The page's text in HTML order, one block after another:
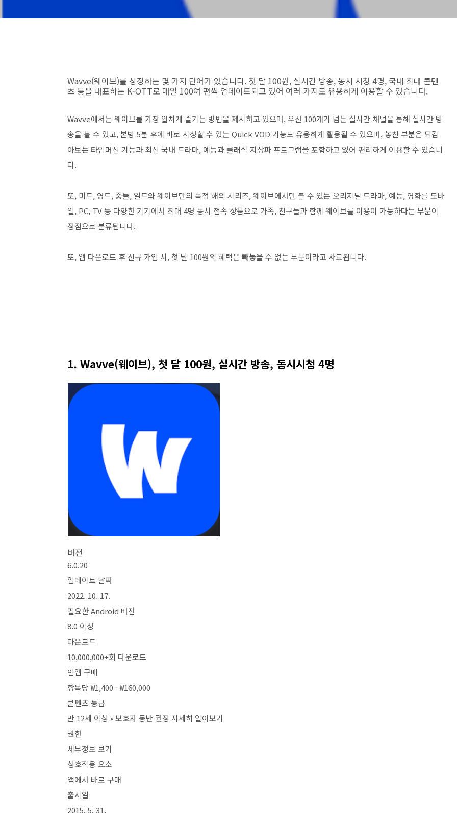
Wavve(웨이브)를 상징하는 몇 가지 단어가 있습니다. 첫 달 100원, 실시간 방송, 동시 시청 4명, 국내 최대 콘텐
츠 등을 대표하는 K-OTT로 매일 100여 편씩 업데이트되고 있어 여러 가지로 유용하게 이용할 수 있습니다.
Wavve에서는 웨이브를 가장 알차게 즐기는 방법을 제시하고 있으며, 우선 100개가 넘는 실시간 채널을 통해 실시간 방
송을 볼 수 있고, 본방 5분 후에 바로 시청할 수 있는 Quick VOD 기능도 유용하게 활용될 수 있으며, 놓친 부분은 되감
아보는 타임머신 기능과 최신 국내 드라마, 예능과 클래식 지상파 프로그램을 포함하고 있어 편리하게 이용할 수 있습니
다.
또, 미드, 영드, 중들, 일드와 웨이브만의 독점 해외 시리즈, 웨이브에서만 볼 수 있는 오리지널 드라마, 예능, 영화를 모바
일, PC, TV 등 다양한 기기에서 최대 4명 동시 접속 상품으로 가족, 친구들과 함께 웨이브를 이용이 가능하다는 부분이
장점으로 분류됩니다.
또, 앱 다운로드 후 신규 가입 시, 첫 달 100원의 혜택은 빼놓을 수 없는 부분이라고 사료됩니다.
1. Wavve(웨이브), 첫 달 100원, 실시간 방송, 동시시청 4명
버전
6.0.20
업데이트 날짜
2022. 10. 17.
필요한 Android 버전
8.0 이상
다운로드
10,000,000+회 다운로드
인앱 구매
항목당 ₩1,400 - ₩160,000
콘텐츠 등급
만 12세 이상 • 보호자 동반 권장 자세히 알아보기
권한
세부정보 보기
상호작용 요소
앱에서 바로 구매
출시일
2015. 5. 31.